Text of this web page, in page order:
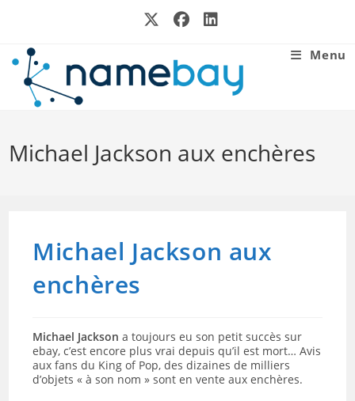
Menu
Michael Jackson aux enchères
Michael Jackson aux
enchères
Michael Jackson a toujours eu son petit succès sur
ebay, c’est encore plus vrai depuis qu’il est mort… Avis
aux fans du King of Pop, des dizaines de milliers
d’objets « à son nom » sont en vente aux enchères.